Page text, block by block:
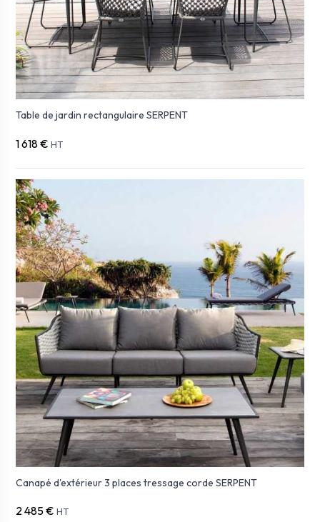
Table de jardin rectangulaire SERPENT
1 618 € HT
Canapé d'extérieur 3 places tressage corde SERPENT
2 485 € HT